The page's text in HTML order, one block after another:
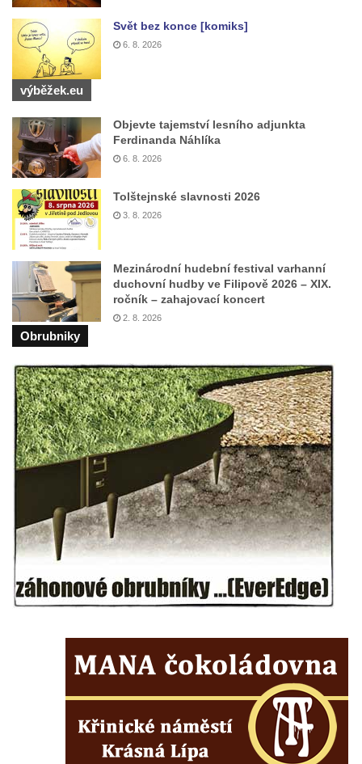
Kaple Olivetské hory pod věží kostela
svatého Michaela Archanděla v Bochově
Mildeova kaple pod Ortelem
Kostel Zvěstování Panny Marie v Duchcově
Výklenková kaple v Teplické ulici u stadionu
v Duchcově
Evangelický kostel v Duchcově
Kostel svatých Petra a Pavla v Jeníkově
Kaple svaté Anny v Jeníkově
Kaple Panny Marie v Lahošti
Kaple svatého Jana Nepomuckého v
Lahošti
Kostel svatého Mikuláše v Mikulášovicích
Kaple Tří otců v Mikulášovicích
Kaple Matky Boží v Mikulášovicích
Kaple Andělů strážných (Fürleova kaple) v
Mikulášovicích
Balzerova kaple v Mikulášovicích
Kostel svatého Václava ve Šluknově
Kostel svatého Mikuláše v Třebušíně
Klášterní kostel svatého Františka z Assisi v
Zákupech
Kaple svatého Josefa u Zákup
Kostel svatých Fabiána a Šebestiána v
Zákupech
Kostel svatého Havla v Kuřívodech
svatého Kříže ve Frýdlantu
Kostel Nalezení svatého Kříže ve Frýdlantu
Kostel Krista Spasitele ve Frýdlantu
Kaple Getsemanské zahrady na křížové
cestě na Křížovém vrchu ve Frýdlantu
Svět bez konce [komiks]
6. 8. 2026
výběžek.eu
Objevte tajemství lesního adjunkta
Ferdinanda Náhlíka
6. 8. 2026
Tolštejnské slavnosti 2026
3. 8. 2026
Mezinárodní hudební festival varhanní
duchovní hudby ve Filipově 2026 – XIX.
ročník – zahajovací koncert
2. 8. 2026
Obrubniky